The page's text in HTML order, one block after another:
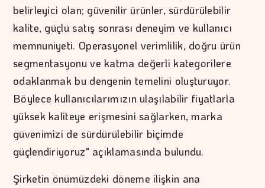
belirleyici olan; güvenilir ürünler, sürdürülebilir
kalite, güçlü satış sonrası deneyim ve kullanıcı
memnuniyeti. Operasyonel verimlilik, doğru ürün
segmentasyonu ve katma değerli kategorilere
odaklanmak bu dengenin temelini oluşturuyor.
Böylece kullanıcılarımızın ulaşılabilir fiyatlarla
yüksek kaliteye erişmesini sağlarken, marka
güvenimizi de sürdürülebilir biçimde
güçlendiriyoruz" açıklamasında bulundu.
Şirketin önümüzdeki döneme ilişkin ana